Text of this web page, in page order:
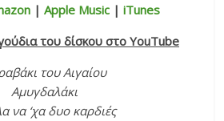
| Apple Music| iTunes
του δίσκου στο YouTube
του Αιγαίου
Αμυγδαλάκι
να ‘χα δυο καρδιές